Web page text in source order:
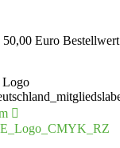
50,00 Euro Bestellwert